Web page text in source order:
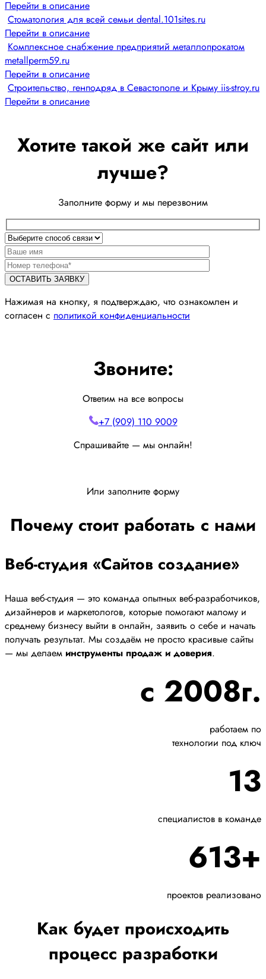
Перейти в описание
Стоматология для всей семьи dental.101sites.ru
Перейти в описание
Комплексное снабжение предприятий металлопрокатом
metallperm59.ru
Перейти в описание
Строительство, генподряд в Севастополе и Крыму iis-stroy.ru
Перейти в описание
Хотите такой же сайт или
лучше?
Заполните форму и мы перезвоним
Нажимая на кнопку, я подтверждаю, что ознакомлен и
согласен с политикой конфиденциальности
Звоните:
Ответим на все вопросы
+7 (909) 110 9009
Спрашивайте — мы онлайн!
Или заполните форму
Почему стоит работать с нами
Веб-студия «Сайтов создание»
Наша веб-студия — это команда опытных веб-разработчиков,
дизайнеров и маркетологов, которые помогают малому и
среднему бизнесу выйти в онлайн, заявить о себе и начать
получать результат. Мы создаём не просто красивые сайты
— мы делаем инструменты продаж и доверия.
с 2008г.
работаем по
технологии под ключ
13
специалистов в команде
613+
проектов реализовано
Как будет происходить
процесс разработки